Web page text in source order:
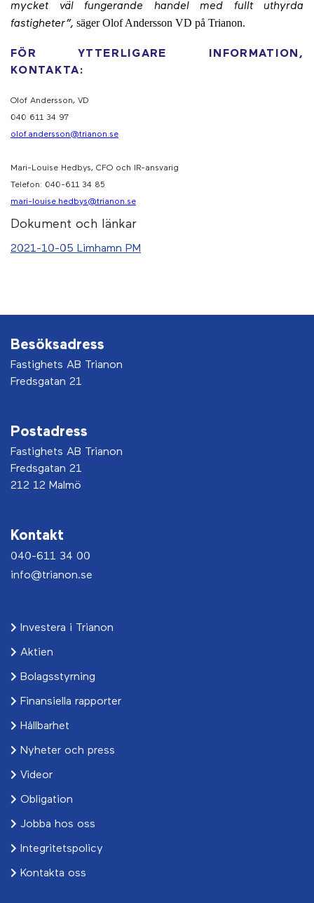
mycket väl fungerande handel med fullt uthyrda
fastigheter”, säger Olof Andersson VD på Trianon.
FÖR YTTERLIGARE INFORMATION,
KONTAKTA:
Olof Andersson, VD
040 611 34 97
olof.andersson@trianon.se
Mari-Louise Hedbys, CFO och IR-ansvarig
Telefon: 040-611 34 85
mari-louise.hedbys@trianon.se
Dokument och länkar
2021-10-05 Limhamn PM
Besöksadress
Fastighets AB Trianon
Fredsgatan 21
Postadress
Fastighets AB Trianon
Fredsgatan 21
212 12 Malmö
Kontakt
040-611 34 00
info@trianon.se
Investera i Trianon
Aktien
Bolagsstyrning
Finansiella rapporter
Hållbarhet
Nyheter och press
Videor
Obligation
Jobba hos oss
Integritetspolicy
Kontakta oss